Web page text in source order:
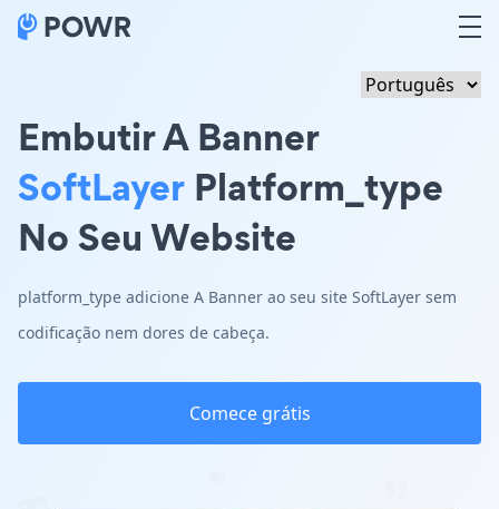
Embutir A Banner
SoftLayer Platform_type
No Seu Website
platform_type adicione A Banner ao seu site SoftLayer sem
codificação nem dores de cabeça.
Comece grátis